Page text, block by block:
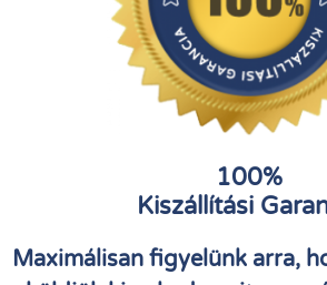
100%
Kiszállítási
Maximálisan figyelünk arra,